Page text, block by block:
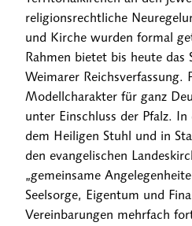
religionsrechtliche
und Kirche wurden formal
Rahmen bietet bis heute das
Weimarer Reichsverfassung.
Modellcharakter für ganz
unter Einschluss der Pfalz.
dem Heiligen Stuhl und in
den evangelischen
„gemeinsame
Seelsorge, Eigentum und
Vereinbarungen mehrfach